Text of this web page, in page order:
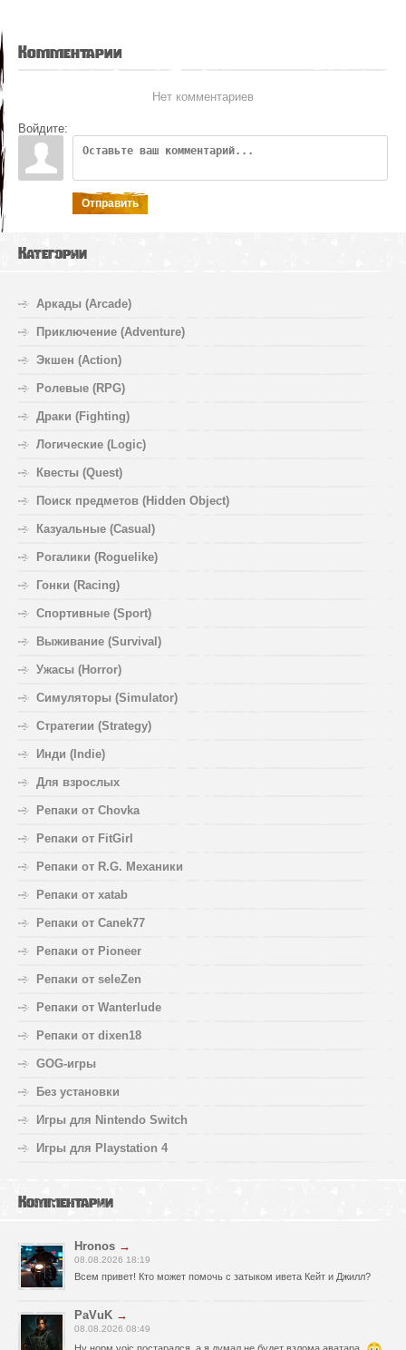
Комментарии
Нет комментариев
Войдите:
Отправить
Категории
Аркады (Arcade)
Приключение (Adventure)
Экшен (Action)
Ролевые (RPG)
Драки (Fighting)
Логические (Logic)
Квесты (Quest)
Поиск предметов (Hidden Object)
Казуальные (Casual)
Рогалики (Roguelike)
Гонки (Racing)
Спортивные (Sport)
Выживание (Survival)
Ужасы (Horror)
Симуляторы (Simulator)
Стратегии (Strategy)
Инди (Indie)
Для взрослых
Репаки от Chovka
Репаки от FitGirl
Репаки от R.G. Механики
Репаки от xatab
Репаки от Canek77
Репаки от Pioneer
Репаки от seleZen
Репаки от Wanterlude
Репаки от dixen18
GOG-игры
Без установки
Игры для Nintendo Switch
Игры для Playstation 4
Комментарии
Hronos →
08.08.2026 18:19
Всем привет! Кто может помочь с затыком ивета Кейт и Джилл?
PaVuK →
08.08.2026 08:49